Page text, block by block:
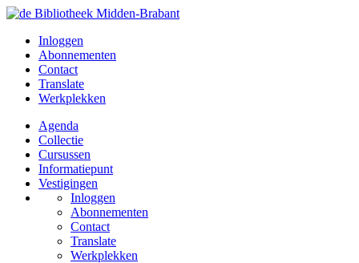
Inloggen
Abonnementen
Contact
Translate
Werkplekken
Agenda
Collectie
Cursussen
Informatiepunt
Vestigingen
Inloggen
Abonnementen
Contact
Translate
Werkplekken